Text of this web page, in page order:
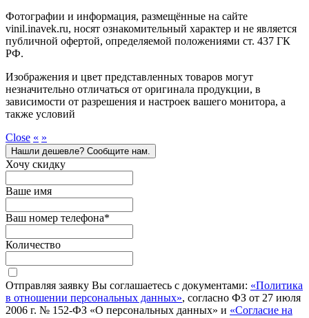
Фотографии и информация, размещённые на сайте
vinil.inavek.ru, носят ознакомительный характер и не является
публичной офертой, определяемой положениями ст. 437 ГК
РФ.
Изображения и цвет представленных товаров могут
незначительно отличаться от оригинала продукции, в
зависимости от разрешения и настроек вашего монитора, а
также условий
Close « »
Нашли дешевле? Сообщите нам.
Хочу скидку
Ваше имя
Ваш номер телефона*
Количество
Отправляя заявку Вы соглашаетесь с документами: «Политика
в отношении персональных данных», согласно ФЗ от 27 июля
2006 г. № 152-ФЗ «О персональных данных» и «Согласие на